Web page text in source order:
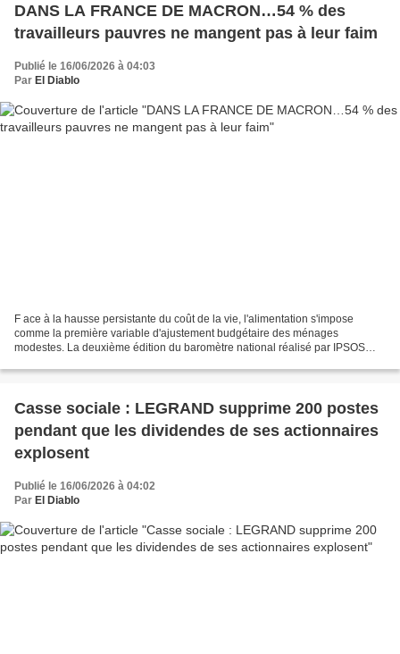
DANS LA FRANCE DE MACRON…54 % des
travailleurs pauvres ne mangent pas à leur faim
Publié le 16/06/2026 à 04:03
Par El Diablo
F ace à la hausse persistante du coût de la vie, l'alimentation s'impose
comme la première variable d'ajustement budgétaire des ménages
modestes. La deuxième édition du baromètre national réalisé par IPSOS
Casse sociale : LEGRAND supprime 200 postes
pendant que les dividendes de ses actionnaires
explosent
Publié le 16/06/2026 à 04:02
Par El Diablo